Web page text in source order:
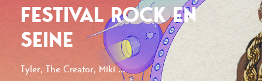
FESTIVAL ROCK EN
SEINE
Tyler, The Creator, Miki ...